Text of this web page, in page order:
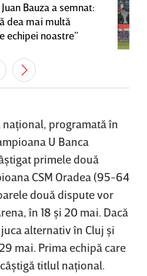
Bauza a semnat:
dea mai multă
echipei noastre”
programată în
U Banca
primele două
CSM Oradea (95-64
două dispute vor
în 18 şi 20 mai. Dacă
alternativ în Cluj şi
mai. Prima echipă care
titlul naţional.